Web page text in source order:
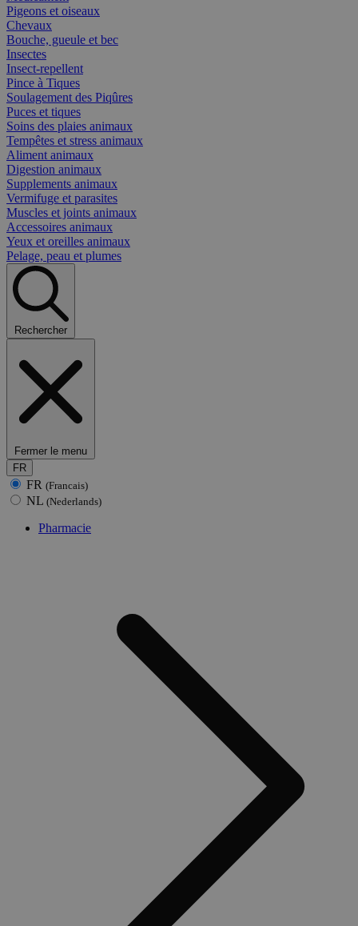
Pigeons et oiseaux
Chevaux
Bouche, gueule et bec
Insectes
Insect-repellent
Pince à Tiques
Soulagement des Piqûres
Puces et tiques
Soins des plaies animaux
Tempêtes et stress animaux
Aliment animaux
Digestion animaux
Supplements animaux
Vermifuge et parasites
Muscles et joints animaux
Accessoires animaux
Yeux et oreilles animaux
Pelage, peau et plumes
Rechercher
Fermer le menu
FR
FR (Francais)
NL (Nederlands)
Pharmacie